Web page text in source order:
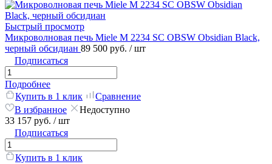
Быстрый просмотр
Микроволновая печь Miele M 2234 SC OBSW Obsidian Black,
черный обсидиан 89 500 руб. / шт
Подписаться
Подробнее
Купить в 1 клик
Сравнение
В избранное
Недоступно
33 157 руб. / шт
Подписаться
Купить в 1 клик